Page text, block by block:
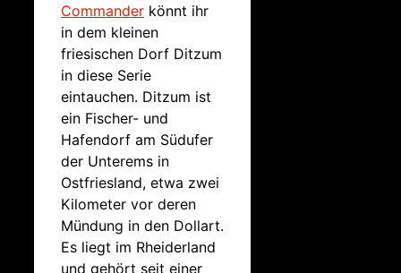
Commander könnt ihr
in dem kleinen
friesischen Dorf Ditzum
in diese Serie
eintauchen. Ditzum ist
ein Fischer- und
Hafendorf am Südufer
der Unterems in
Ostfriesland, etwa zwei
Kilometer vor deren
Mündung in den Dollart.
Es liegt im Rheiderland
und gehört seit einer